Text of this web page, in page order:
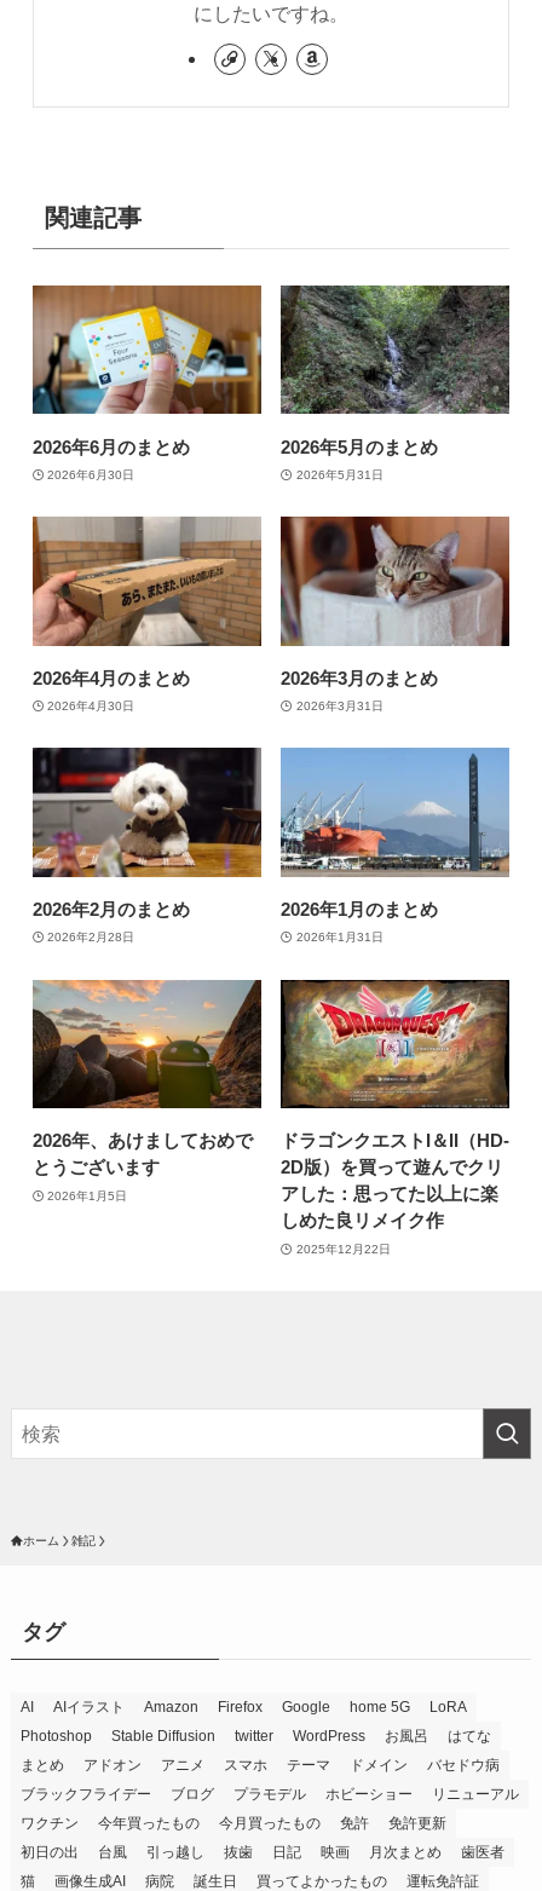
にしたいですね。
関連記事
2026年6月のまとめ
2026年6月30日
2026年5月のまとめ
2026年5月31日
2026年4月のまとめ
2026年4月30日
2026年3月のまとめ
2026年3月31日
2026年2月のまとめ
2026年2月28日
2026年1月のまとめ
2026年1月31日
2026年、あけましておめで
とうございます
2026年1月5日
ドラゴンクエストI＆II（HD-
2D版）を買って遊んでクリ
アした：思ってた以上に楽
しめた良リメイク作
2025年12月22日
ホーム 雑記
タグ
AI AIイラスト Amazon Firefox Google home 5G
LoRA
Photoshop
Stable Diffusion twitter WordPress お風呂
はてな
まとめ
アドオン アニメ スマホ テーマ ドメイン
バセドウ病
ブラックフライデー
ブログ プラモデル ホビーショー
リニューアル
ワクチン
今年買ったもの 今月買ったもの 免許
免許更新
初日の出
台風 引っ越し 抜歯 日記 映画 月次まとめ
歯医者
猫
画像生成AI 病院 誕生日 買ってよかったもの
運転免許証